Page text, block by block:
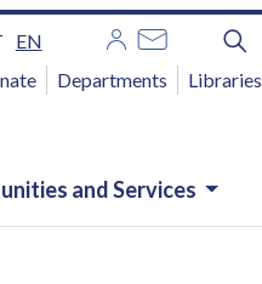
EN
Departments Libraries
and Services